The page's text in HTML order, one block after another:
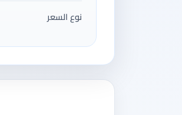
نوع السعر